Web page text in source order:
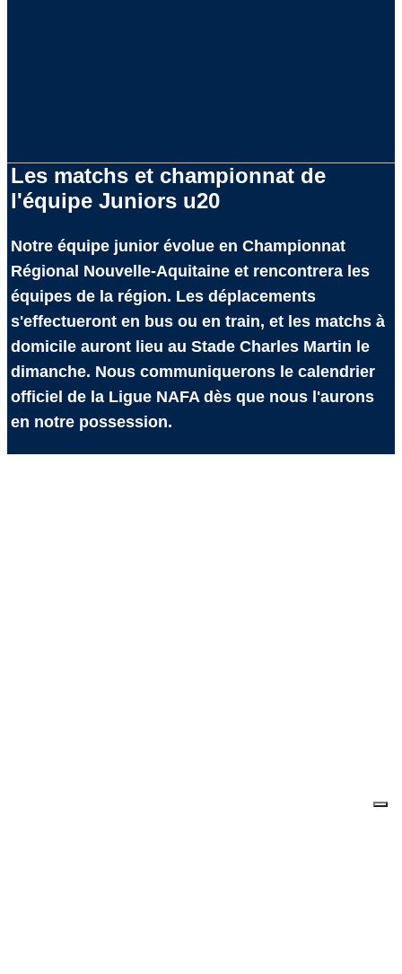
Les matchs et championnat de
l'équipe Juniors u20
Notre équipe junior évolue en Championnat
Régional Nouvelle-Aquitaine et rencontrera les
équipes de la région. Les déplacements
s'effectueront en bus ou en train, et les matchs à
domicile auront lieu au Stade Charles Martin le
dimanche. Nous communiquerons le calendrier
officiel de la Ligue NAFA dès que nous l'aurons
en notre possession.